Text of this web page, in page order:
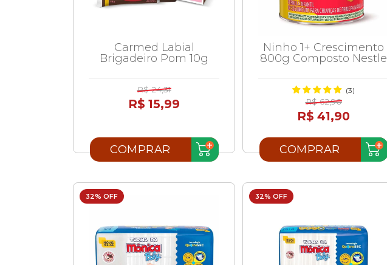
Carmed Labial
Brigadeiro Pom 10g
R$ 24,31
R$ 15,99
COMPRAR
Ninho 1+ Crescimento
800g Composto Nestle
(3)
R$ 62,90
R$ 41,90
COMPRAR
32% OFF 32% OFF